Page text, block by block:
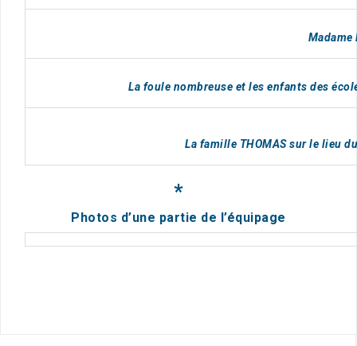
Madame
La foule nombreuse et les enfants des
La famille THOMAS sur le lieu
*
Photos d’une partie de l’équipage